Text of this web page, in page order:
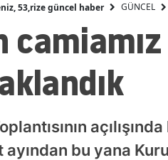
Artvin
Bilecik
53,rize güncel haber GÜNCEL
bu yana